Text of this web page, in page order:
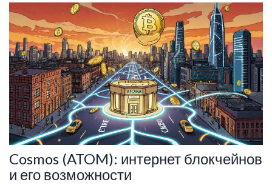
Cosmos (ATOM): интернет блокчейнов
и его возможности